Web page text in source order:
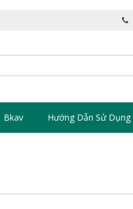
Bkav Hướng Dẫn Sử Dụng